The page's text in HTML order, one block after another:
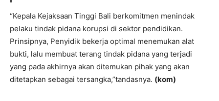
“Kepala Kejaksaan Tinggi Bali berkomitmen menindak
pelaku tindak pidana korupsi di sektor pendidikan.
Prinsipnya, Penyidik bekerja optimal menemukan alat
bukti, lalu membuat terang tindak pidana yang terjadi
yang pada akhirnya akan ditemukan pihak yang akan
ditetapkan sebagai tersangka,”tandasnya. (kom)